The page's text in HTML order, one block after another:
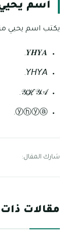
اسم يحيي
يكتب اسم يحيي
𝒀𝑯𝒀𝑨.
𝘠𝘏𝘠𝘈.
𝒴ℋ𝒴𝒜.
ⓨⓗⓨⓐ.
شارك المقال:
مقالات